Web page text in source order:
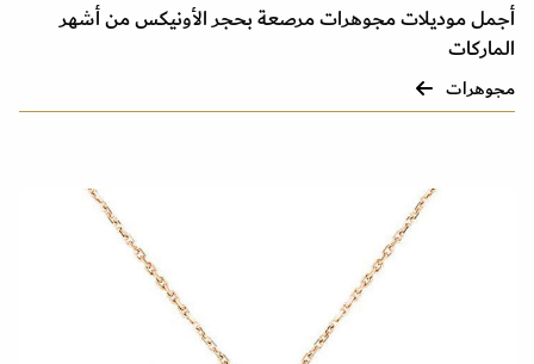
أجمل موديلات مجوهرات مرصعة بحجر الأونيكس من أشهر
الماركات
مجوهرات